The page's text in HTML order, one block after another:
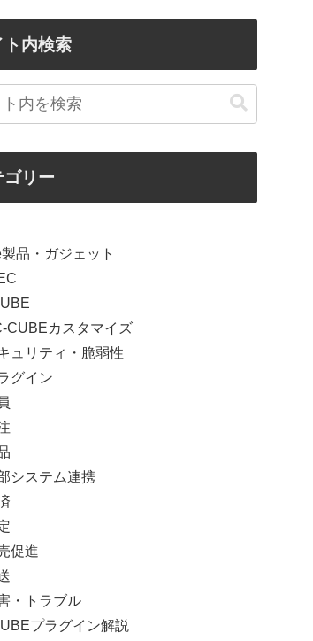
ト内検索
ゴリー
品・ガジェット
CUBEカスタマイズ
ュリティ・脆弱性
グイン
システム連携
促進
・トラブル
プラグイン解説